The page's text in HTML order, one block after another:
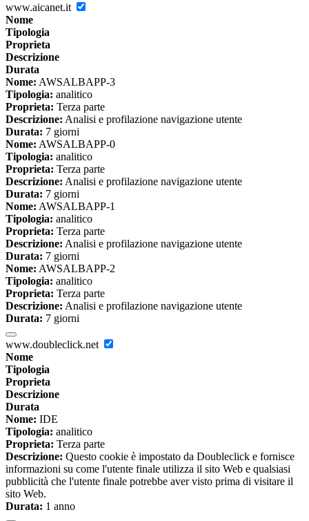
www.aicanet.it
Nome
Tipologia
Proprieta
Descrizione
Durata
Nome: AWSALBAPP-3
Tipologia: analitico
Proprieta: Terza parte
Descrizione: Analisi e profilazione navigazione utente
Durata: 7 giorni
Nome: AWSALBAPP-0
Tipologia: analitico
Proprieta: Terza parte
Descrizione: Analisi e profilazione navigazione utente
Durata: 7 giorni
Nome: AWSALBAPP-1
Tipologia: analitico
Proprieta: Terza parte
Descrizione: Analisi e profilazione navigazione utente
Durata: 7 giorni
Nome: AWSALBAPP-2
Tipologia: analitico
Proprieta: Terza parte
Descrizione: Analisi e profilazione navigazione utente
Durata: 7 giorni
www.doubleclick.net
Nome
Tipologia
Proprieta
Descrizione
Durata
Nome: IDE
Tipologia: analitico
Proprieta: Terza parte
Descrizione: Questo cookie è impostato da Doubleclick e fornisce
informazioni su come l'utente finale utilizza il sito Web e qualsiasi
pubblicità che l'utente finale potrebbe aver visto prima di visitare il
sito Web.
Durata: 1 anno